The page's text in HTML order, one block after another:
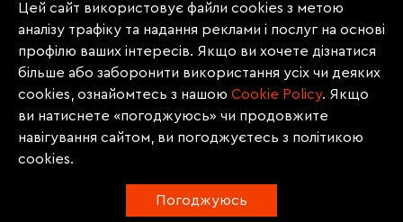
«Судовий репортер» не нижче третього
абзацу. Матеріали, щодо яких міститься
заборона на повну републікацію
(передрук, копіювання, відтворення або
інше використання), заборонено
передруковувати без згоди редакції.
Матеріали з позначкою PROMOTED, ЗА
Цей сайт використовує файли cookies з метою
аналізу трафіку та надання реклами і послуг на основі
профілю ваших інтересів. Якщо ви хочете дізнатися
більше або заборонити використання усіх чи деяких
cookies, ознайомтесь з нашою Сookie Policy. Якщо
ви натиснете «погоджуюсь» чи продовжите
навігування сайтом, ви погоджуєтесь з політикою
cookies.
Погоджуюсь